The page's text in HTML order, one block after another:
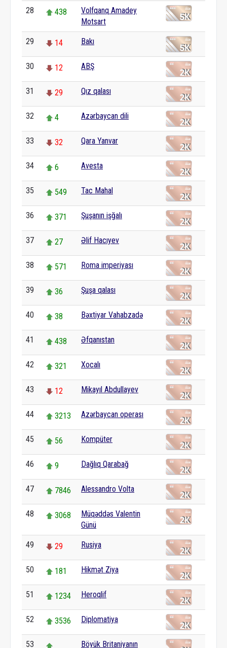
28 438
Volfqanq Amadey
Motsart
29 14 Bakı
30 12 ABŞ
31 29 Qız qalası
32 4 Azərbaycan dili
33 32 Qara Yanvar
34 6 Avesta
35 549 Tac Mahal
36 371 Şuşanın işğalı
37 27 Əlif Hacıyev
38 571 Roma imperiyası
39 36 Şuşa qalası
40 38 Bəxtiyar Vahabzadə
41 438 Əfqanıstan
42 321 Xocalı
43 12 Mikayıl Abdullayev
44 3213 Azərbaycan operası
45 56 Kompüter
46 9 Dağlıq Qarabağ
47 7846 Alessandro Volta
48 3068
Müqəddəs Valentin
Günü
49 29 Rusiya
50 181 Hikmət Ziya
51 1234 Heroqlif
52 3536 Diplomatiya
53 Böyük Britaniyanın